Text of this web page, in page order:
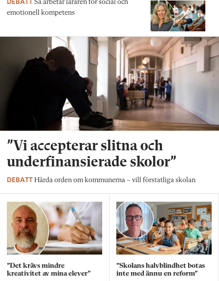
Så arbetar läraren för social och
emotionell kompetens
”Vi accepterar slitna och
underfinansierade skolor”
DEBATT Hårda orden om kommunerna – vill förstatliga skolan
”Det krävs mindre
kreativitet av mina elever”
”Skolans halvblindhet botas
inte med ännu en reform”